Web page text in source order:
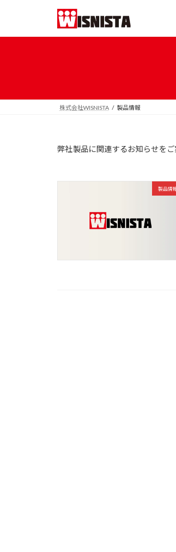
ッ
移
株式会社WISNISTA 製品情報
弊社製品に関連するお知らせをご
製品情